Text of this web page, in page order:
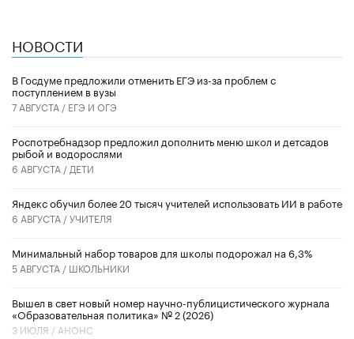
НОВОСТИ
В Госдуме предложили отменить ЕГЭ из-за проблем с
поступлением в вузы
7 АВГУСТА / ЕГЭ И ОГЭ
Роспотребнадзор предложил дополнить меню школ и детсадов
рыбой и водорослями
6 АВГУСТА / ДЕТИ
​Яндекс обучил более 20 тысяч учителей использовать ИИ в работе
6 АВГУСТА /УЧИТЕЛЯ
Минимальный набор товаров для школы подорожал на 6,3%
5 АВГУСТА / ШКОЛЬНИКИ
Вышел в свет новый номер научно-публицистического журнала
«Образовательная политика» № 2 (2026)
3 ИЮЛЯ / АНОНС